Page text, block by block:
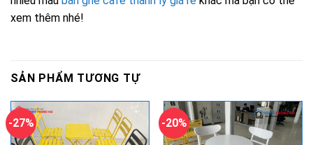
xem thêm nhé!
SẢN PHẨM TƯƠNG TỰ
-27% -20%